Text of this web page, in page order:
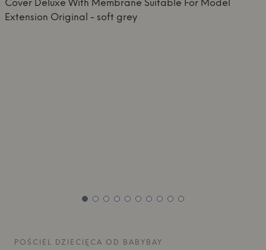
POŚCIEL DZIECIĘCA OD BABYBAY